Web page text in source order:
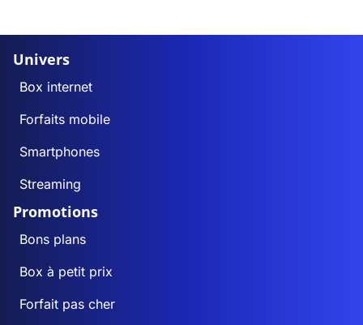
Univers
Box internet
Forfaits mobile
Smartphones
Streaming
Promotions
Bons plans
Box à petit prix
Forfait pas cher